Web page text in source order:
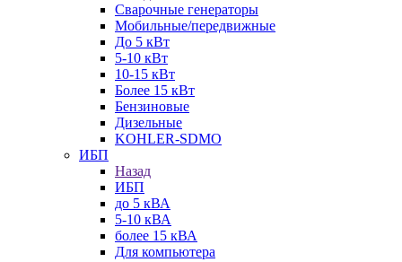
Сварочные генераторы
Мобильные/передвижные
До 5 кВт
5-10 кВт
10-15 кВт
Более 15 кВт
Бензиновые
Дизельные
KOHLER-SDMO
ИБП
Назад
ИБП
до 5 кВА
5-10 кВА
более 15 кВА
Для компьютера